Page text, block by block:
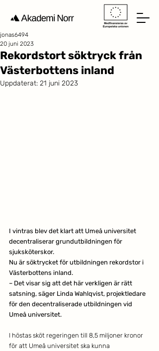
Rekordstort söktryck från
Västerbottens inland
jonas6494
20 juni 2023
Uppdaterat: 21 juni 2023
I vintras blev det klart att Umeå universitet
decentraliserar grundutbildningen för
sjuksköterskor.
Nu är söktrycket för utbildningen rekordstor i
Västerbottens inland.
– Det visar sig att det här verkligen är rätt
satsning, säger Linda Wahlqvist, projektledare
för den decentraliserade utbildningen vid
Umeå universitet.
I höstas sköt regeringen till 8,5 miljoner kronor
för att Umeå universitet ska kunna